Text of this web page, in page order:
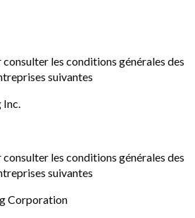
consulter les conditions générales des
suivantes
Inc.
consulter les conditions générales des
suivantes
Corporation